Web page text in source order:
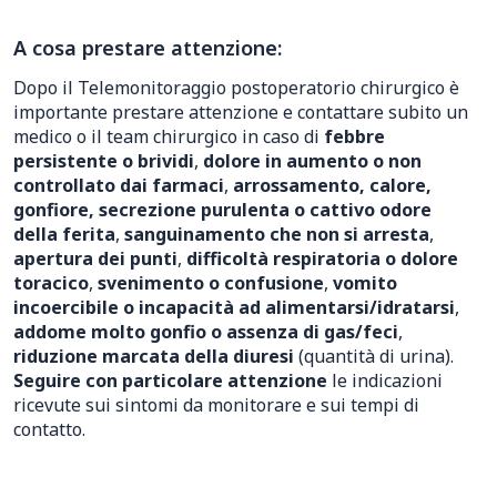
A cosa prestare attenzione:
Dopo il Telemonitoraggio postoperatorio chirurgico è
importante prestare attenzione e contattare subito un
medico o il team chirurgico in caso di febbre
persistente o brividi, dolore in aumento o non
controllato dai farmaci, arrossamento, calore,
gonfiore, secrezione purulenta o cattivo odore
della ferita, sanguinamento che non si arresta,
apertura dei punti, difficoltà respiratoria o dolore
toracico, svenimento o confusione, vomito
incoercibile o incapacità ad alimentarsi/idratarsi,
addome molto gonfio o assenza di gas/feci,
riduzione marcata della diuresi (quantità di urina).
Seguire con particolare attenzione le indicazioni
ricevute sui sintomi da monitorare e sui tempi di
contatto.